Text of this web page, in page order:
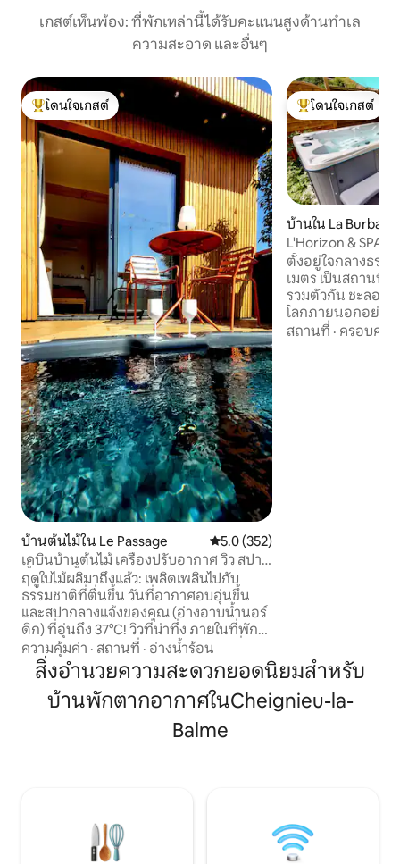
เกสต์เห็นพ้อง: ที่พักเหล่านี้ได้รับคะแนนสูงด้านทำเล
ความสะอาด และอื่นๆ
โดนใจเกสต์ที่สุด
โดนใจเกสต์
บ้านต้นไม้ใน Le Passage คะแนนเฉลี่ย 5.0 จาก 5, 352 รีวิว
5.0 (352)
เคบินบ้านต้นไม้ เครื่องปรับอากาศ วิว สปา
น้ำร้อน/น้ำเย็นส่วนตัว
ฤดูใบไม้ผลิมาถึงแล้ว: เพลิดเพลินไปกับ
ธรรมชาติที่ตื่นขึ้น วันที่อากาศอบอุ่นขึ้น
และสปากลางแจ้งของคุณ (อ่างอาบน้ำนอร์
ดิก) ที่อุ่นถึง 37°C! วิวที่น่าทึ่ง ภายในที่พัก
อบอุ่นพร้อมโปรเจคเตอร์วิดีโอ สถานที่พัก
ผ่อนท่ามกลางธรรมชาติที่เหมาะสำหรับ
การผ่อนคลายและเติมพลัง ✨ มีโอกาส
พิเศษใช่ไหม? ยกระดับการเข้าพักของคุณ
เทียน LED) หรือ “ยามค่ำคืนที่แสนสดใส”
ความคุ้มค่า · สถานที่ · อ่างน้ำร้อน
โดนใจเกสต์ที่สุด
โดนใจเกสต์
บ้านใน La
L'Horizon & SPA -
ธรรมชาติ
ตั้งอยู่ใจกลางธรร
เมตร เป็นสถานที่
รวมตัวกัน ชะลอคว
โลกภายนอกอย่าง
หรือไม่มีทารก) หลังจากวันที่เงียบสงบ ให้
สถานที่ · ครอบครัว
สิ่งอำนวยความสะดวกยอดนิยมสำหรับ
บ้านพักตากอากาศในCheignieu-la-
Balme